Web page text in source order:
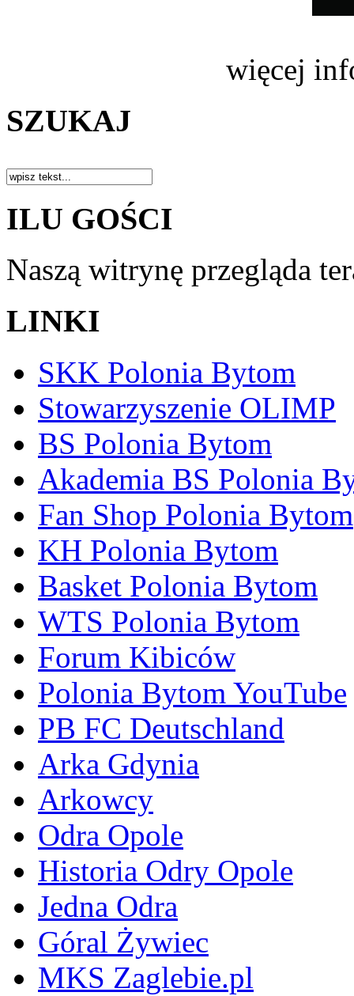
więcej
SZUKAJ
ILU GOŚCI
Naszą witrynę przegląda
LINKI
SKK Polonia Bytom
Stowarzyszenie OLIMP
BS Polonia Bytom
Akademia BS Polonia
Fan Shop Polonia Bytom
KH Polonia Bytom
Basket Polonia Bytom
WTS Polonia Bytom
Forum Kibiców
Polonia Bytom YouTube
PB FC Deutschland
Arka Gdynia
Arkowcy
Odra Opole
Historia Odry Opole
Jedna Odra
Góral Żywiec
MKS Zaglebie.pl